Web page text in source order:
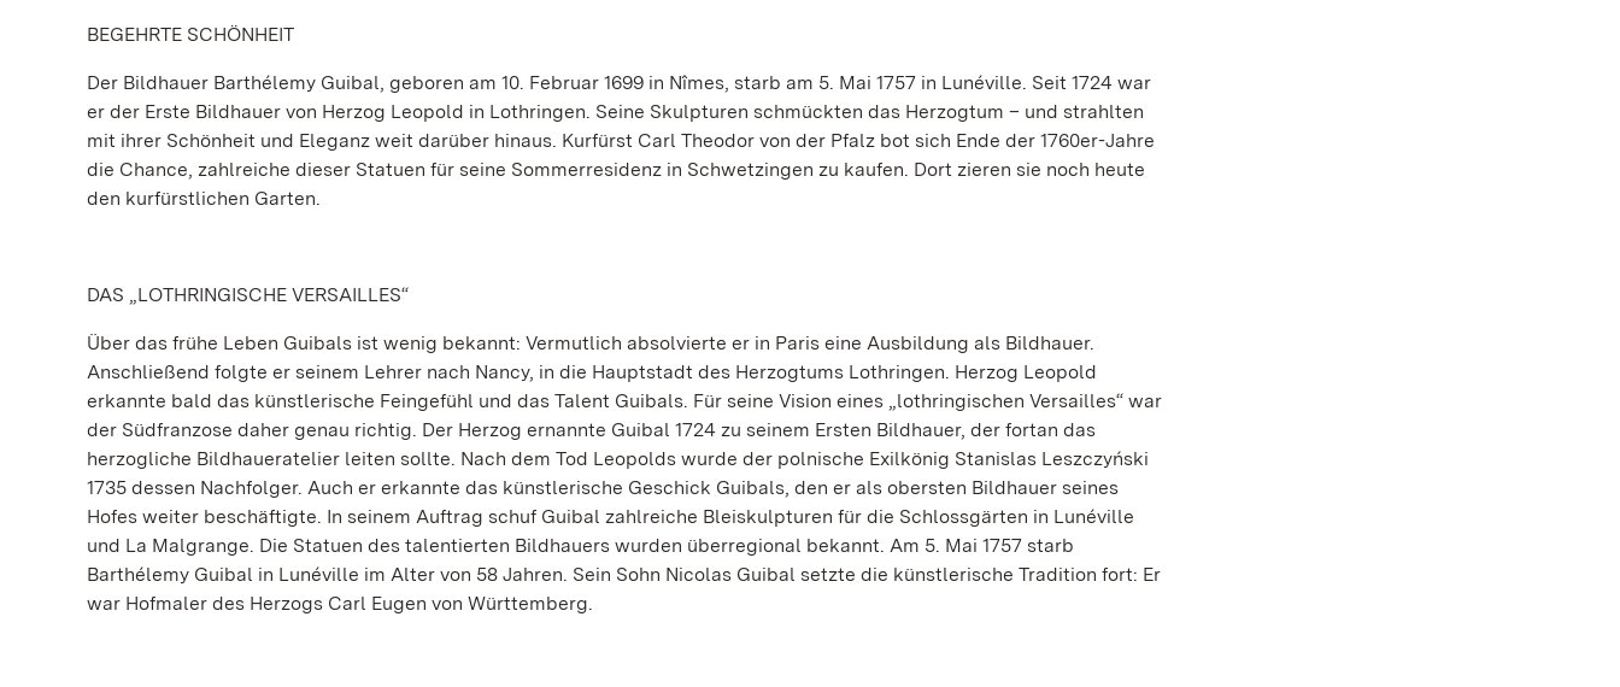
BEGEHRTE SCHÖNHEIT
Der Bildhauer Barthélemy Guibal, geboren am 10. Februar 1699 in Nîmes, starb am 5. Mai 1757 in Lunéville. Seit 1724 war
er der Erste Bildhauer von Herzog Leopold in Lothringen. Seine Skulpturen schmückten das Herzogtum – und strahlten
mit ihrer Schönheit und Eleganz weit darüber hinaus. Kurfürst Carl Theodor von der Pfalz bot sich Ende der 1760er-Jahre
die Chance, zahlreiche dieser Statuen für seine Sommerresidenz in Schwetzingen zu kaufen. Dort zieren sie noch heute
den kurfürstlichen Garten.
DAS „LOTHRINGISCHE VERSAILLES“
Über das frühe Leben Guibals ist wenig bekannt: Vermutlich absolvierte er in Paris eine Ausbildung als Bildhauer.
Anschließend folgte er seinem Lehrer nach Nancy, in die Hauptstadt des Herzogtums Lothringen. Herzog Leopold
erkannte bald das künstlerische Feingefühl und das Talent Guibals. Für seine Vision eines „lothringischen Versailles“ war
der Südfranzose daher genau richtig. Der Herzog ernannte Guibal 1724 zu seinem Ersten Bildhauer, der fortan das
herzogliche Bildhaueratelier leiten sollte. Nach dem Tod Leopolds wurde der polnische Exilkönig Stanislas Leszczyński
1735 dessen Nachfolger. Auch er erkannte das künstlerische Geschick Guibals, den er als obersten Bildhauer seines
Hofes weiter beschäftigte. In seinem Auftrag schuf Guibal zahlreiche Bleiskulpturen für die Schlossgärten in Lunéville
und La Malgrange. Die Statuen des talentierten Bildhauers wurden überregional bekannt. Am 5. Mai 1757 starb
Barthélemy Guibal in Lunéville im Alter von 58 Jahren. Sein Sohn Nicolas Guibal setzte die künstlerische Tradition fort: Er
war Hofmaler des Herzogs Carl Eugen von Württemberg.